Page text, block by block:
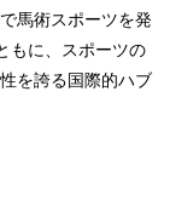
馬術スポーツを発
もに、スポーツの
を誇る国際的ハブ